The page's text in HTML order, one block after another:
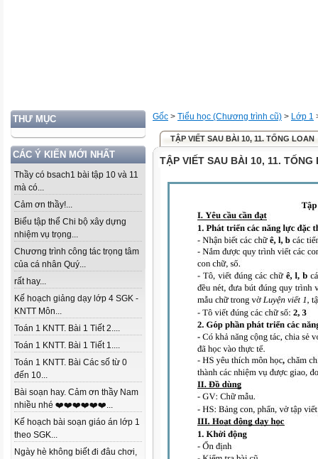
THƯ MỤC
CÁC Ý KIẾN MỚI NHẤT
Thầy có bsach1 bài tập 10 và 11
mà có...
Cảm ơn thầy!...
Biểu tập thể Chi bộ xây dựng
nhiệm vụ trọng...
Chương trình công tác trọng tâm
của cá nhân Quý...
rất hay...
Kế hoạch giảng dạy lớp 4 SGK -
KNTT Môn...
Toán 1 KNTT. Bài 1 Tiết 2....
Toán 1 KNTT. Bài 1 Tiết 1....
Toán 1 KNTT. Bài Các số từ 0
đến 10...
Bài soạn hay. Cảm ơn thầy Nam
nhiều nhé ❤️❤️❤️❤️❤️❤️...
Kế hoạch bài soạn giáo án lớp 1
theo SGK...
Ngày hè không biết đi đâu chơi,
Gốc > Tiểu học (Chương trình cũ) > Lớp 1
TẬP VIẾT SAU BÀI 10, 11. TỐNG LOAN
TẬP VIẾT SAU BÀI 10, 11. TỐNG